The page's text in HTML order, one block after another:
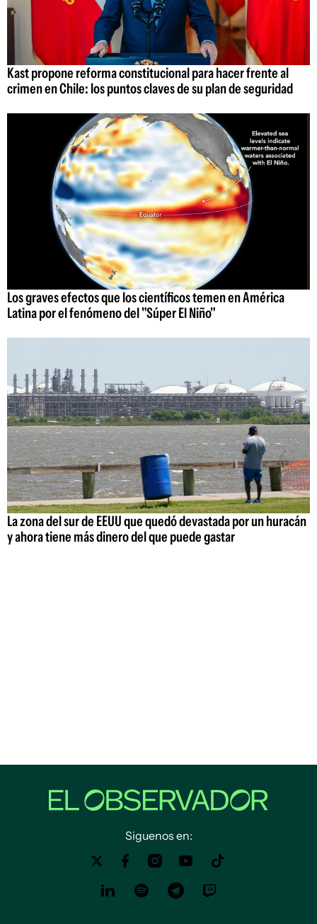
Kast propone reforma constitucional para hacer frente al
crimen en Chile: los puntos claves de su plan de seguridad
Los graves efectos que los científicos temen en América
Latina por el fenómeno del "Súper El Niño"
La zona del sur de EEUU que quedó devastada por un huracán
y ahora tiene más dinero del que puede gastar
Siguenos en: